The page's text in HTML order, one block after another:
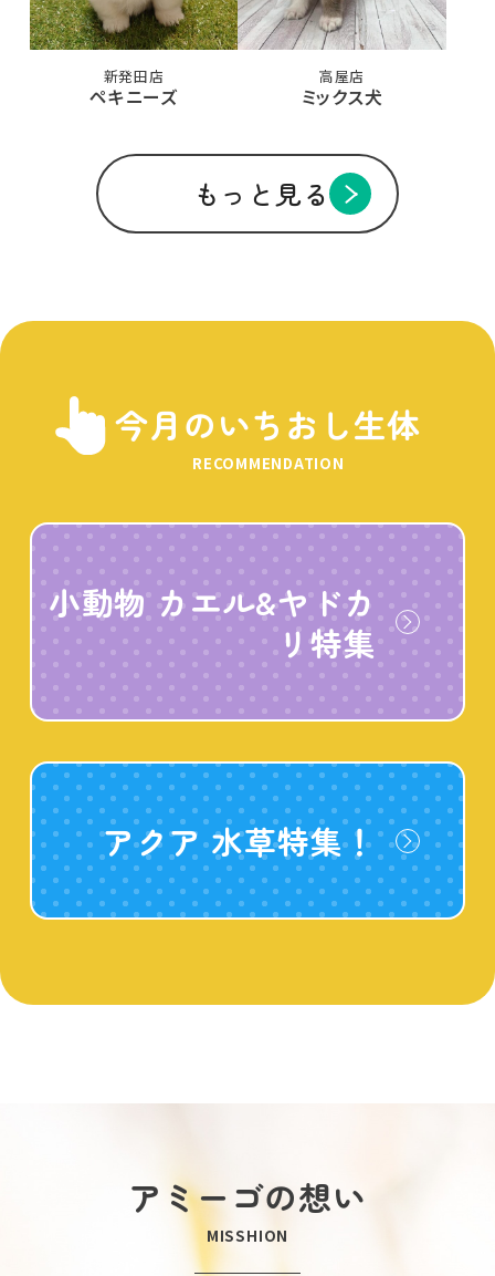
新発田店
ペキニーズ
高屋店
ミックス犬
もっと見る
今月のいちおし生体
RECOMMENDATION
小動物 カエル&ヤドカ
リ特集
アクア 水草特集！
アミーゴの想い
MISSHION